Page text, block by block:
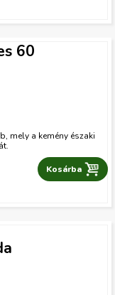
60
mely a kemény északi